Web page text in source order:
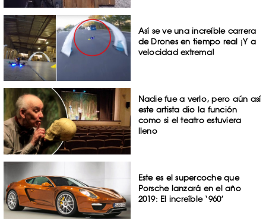
Así se ve una increíble carrera
de Drones en tiempo real ¡Y a
velocidad extrema!
Nadie fue a verlo, pero aún así
este artista dio la función
como si el teatro estuviera
lleno
Este es el supercoche que
Porsche lanzará en el año
2019: El increíble ‘960’